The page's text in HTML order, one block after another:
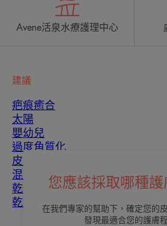
您應該採取哪種護
在我們專家的幫助下，確定您的
發現最適合您的護膚
Avene活泉水療護理中心
建議
疤痕癒合
太陽
嬰幼兒
過度角質化
皮膚瑕疵
混合性皮膚
乾性皮膚
乾燥和脫水